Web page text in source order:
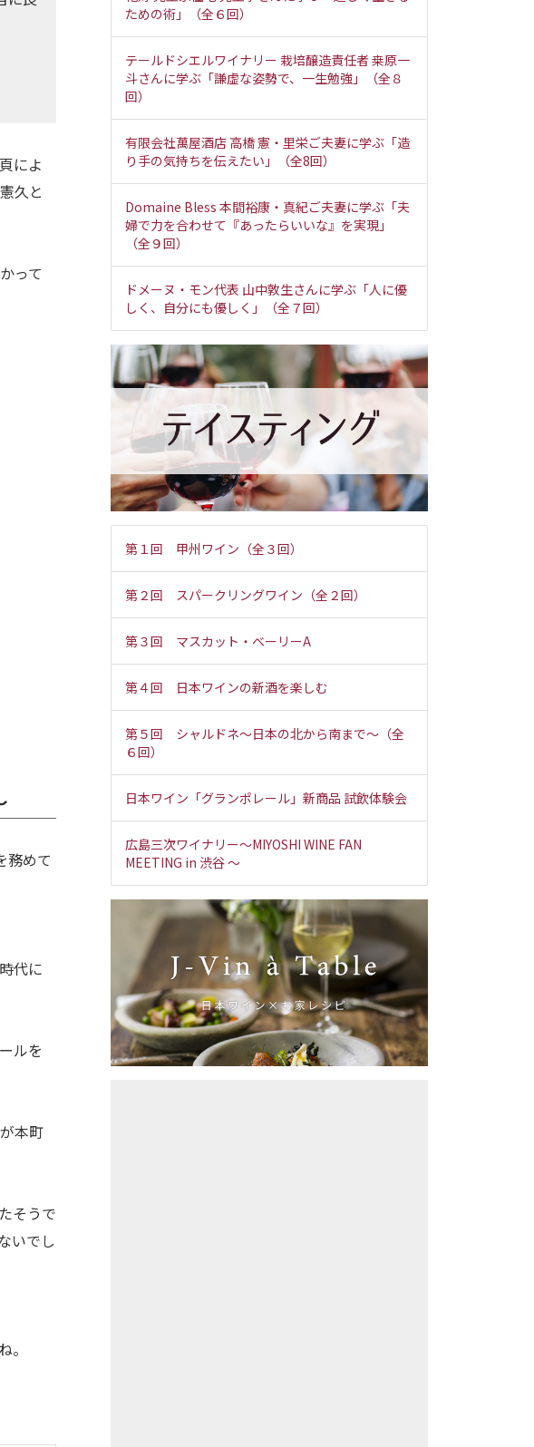
によ
久と
って
務めて
代に
ルを
本町
そうで
いでし
。
ための術」（全６回）
テールドシエルワイナリー 栽培醸造責任者 桒原一
斗さんに学ぶ「謙虚な姿勢で、一生勉強」（全８
回）
有限会社萬屋酒店 高橋 憲・里栄ご夫妻に学ぶ「造
り手の気持ちを伝えたい」（全8回）
Domaine Bless 本間裕康・真紀ご夫妻に学ぶ「夫
婦で力を合わせて『あったらいいな』を実現」
（全９回）
ドメーヌ・モン代表 山中敦生さんに学ぶ「人に優
しく、自分にも優しく」（全７回）
第１回 甲州ワイン（全３回）
第２回 スパークリングワイン（全２回）
第３回 マスカット・ベーリーA
第４回 日本ワインの新酒を楽しむ
第５回 シャルドネ～日本の北から南まで～（全
６回）
日本ワイン「グランポレール」新商品 試飲体験会
広島三次ワイナリー～MIYOSHI WINE FAN
MEETING in 渋谷 ～